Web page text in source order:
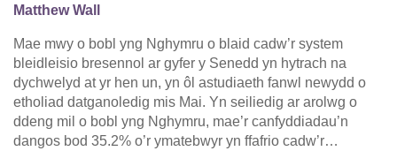
Matthew Wall
Mae mwy o bobl yng Nghymru o blaid cadw’r system
bleidleisio bresennol ar gyfer y Senedd yn hytrach na
dychwelyd at yr hen un, yn ôl astudiaeth fanwl newydd o
etholiad datganoledig mis Mai. Yn seiliedig ar arolwg o
ddeng mil o bobl yng Nghymru, mae’r canfyddiadau’n
dangos bod 35.2% o’r ymatebwyr yn ffafrio cadw’r…